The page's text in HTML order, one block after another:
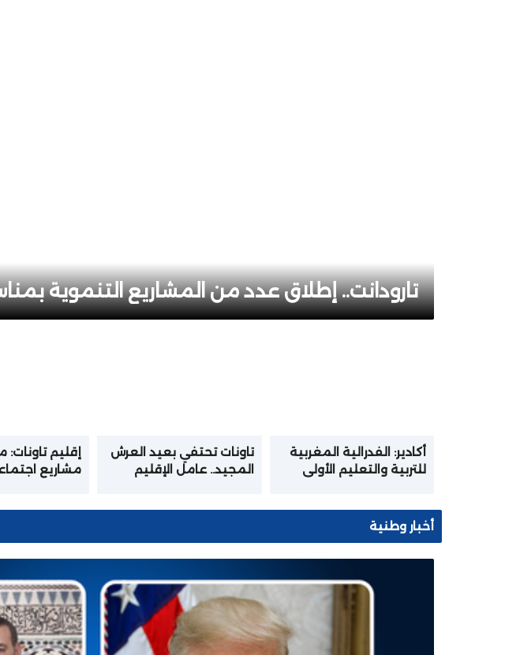
تارودانت.. إطلاق عدد من المشاريع التنموية
أكادير: الفدرالية المغربية
للتربية والتعليم الأولي
الإعلاميات والرقمنة
تاونات تحتفي بعيد العرش
المجيد.. عامل الإقليم
إقليم تاونات:
مشاريع
المجيد
أخبار وطنية